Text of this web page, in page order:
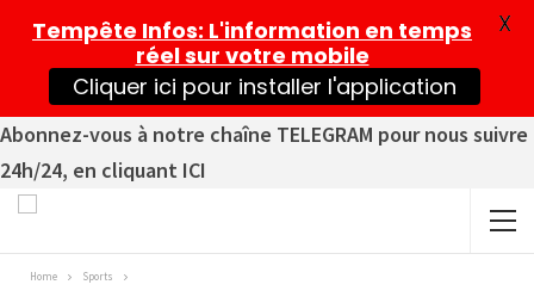
Abonnez-vous à notre chaîne TELEGRAM pour nous suivre
24h/24, en cliquant ICI
Home Sports
Tempête Infos: L'information en temps
réel sur votre mobile
Cliquer ici pour installer l'application
X